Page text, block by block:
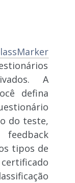
A
defina
do teste,
tipos de